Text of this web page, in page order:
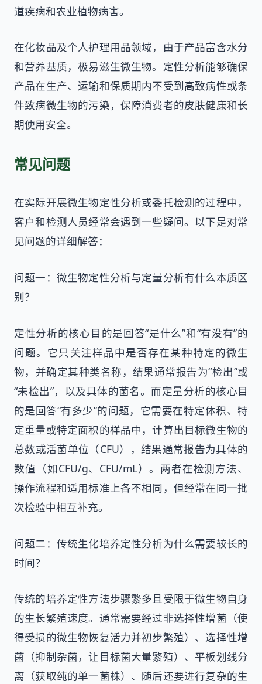
道疾病和农业植物病害。
在化妆品及个人护理用品领域，由于产品富含水分
和营养基质，极易滋生微生物。定性分析能够确保
产品在生产、运输和保质期内不受到高致病性或条
件致病微生物的污染，保障消费者的皮肤健康和长
期使用安全。
常见问题
在实际开展微生物定性分析或委托检测的过程中，
客户和检测人员经常会遇到一些疑问。以下是对常
见问题的详细解答：
问题一：微生物定性分析与定量分析有什么本质区
别？
定性分析的核心目的是回答“是什么”和“有没有”的
问题。它只关注样品中是否存在某种特定的微生
物，并确定其种类名称，结果通常报告为“检出”或
“未检出”，以及具体的菌名。而定量分析的核心目
的是回答“有多少”的问题，它需要在特定体积、特
定重量或特定面积的样品中，计算出目标微生物的
总数或活菌单位（CFU），结果通常报告为具体的
数值（如CFU/g、CFU/mL）。两者在检测方法、
操作流程和适用标准上各不相同，但经常在同一批
次检验中相互补充。
问题二：传统生化培养定性分析为什么需要较长的
时间？
传统的培养定性方法步骤繁多且受限于微生物自身
的生长繁殖速度。通常需要经过非选择性增菌（使
得受损的微生物恢复活力并初步繁殖）、选择性增
菌（抑制杂菌，让目标菌大量繁殖）、平板划线分
离（获取纯的单一菌株）、随后还要进行复杂的生